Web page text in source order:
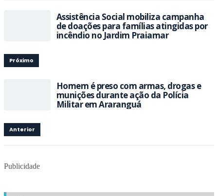
Assistência Social mobiliza campanha
de doações para famílias atingidas por
incêndio no Jardim Praiamar
Próximo
Homem é preso com armas, drogas e
munições durante ação da Polícia
Militar em Araranguá
Anterior
Publicidade